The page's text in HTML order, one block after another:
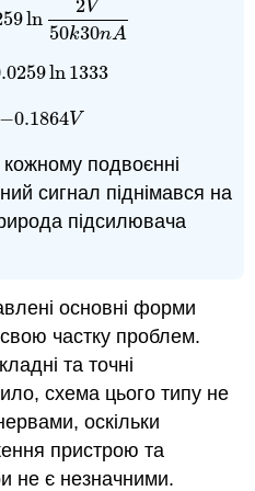
ln
2V
50k30nA
ln2 V50k30nA
ln 1333
ln1333
−0.1864V
−0.1864V
подвоєнні
сигнал піднімався на
підсилювача
основні форми
частку проблем.
та точні
схема цього типу не
оскільки
пристрою та
не є незначними.